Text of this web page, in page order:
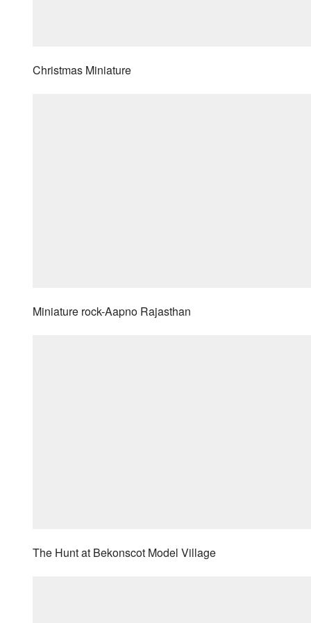
Christmas Miniature
Miniature rock-Aapno Rajasthan
The Hunt at Bekonscot Model Village